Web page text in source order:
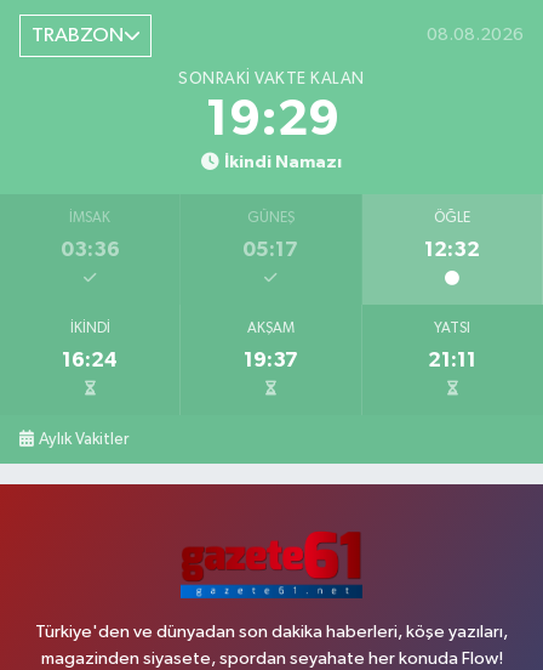
TRABZON 08.08.2026
SONRAKI VAKTE KALAN
19:28
İkindi Namazı
İMSAK
03:36
GÜNEŞ
05:17
ÖĞLE
12:32
İKINDI
16:24
AKŞAM
19:37
YATSI
21:11
Aylık Vakitler
Türkiye'den ve dünyadan son dakika haberleri, köşe yazıları,
magazinden siyasete, spordan seyahate her konuda Flow!